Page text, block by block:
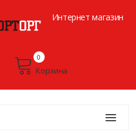
Интернет магазин
Корзина
0